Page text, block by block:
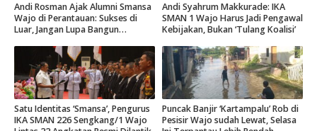
Andi Rosman Ajak Alumni Smansa
Wajo di Perantauan: Sukses di
Luar, Jangan Lupa Bangun
Andi Syahrum Makkurade: IKA
SMAN 1 Wajo Harus Jadi Pengawal
Kebijakan, Bukan ‘Tulang Koalisi’
Satu Identitas ‘Smansa’, Pengurus
IKA SMAN 226 Sengkang/1 Wajo
Puncak Banjir ‘Kartampalu’ Rob di
Pesisir Wajo sudah Lewat, Selasa